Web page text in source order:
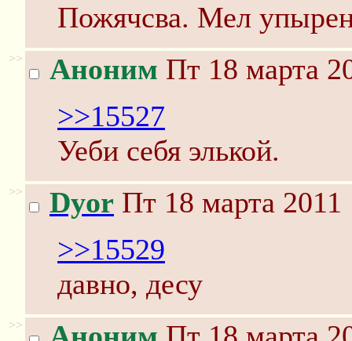
Пожячсва. Мел
>> Аноним Пт 18 марта
>>15527
Уеби себя элькой.
>> Dyor Пт 18 марта 2011
>>15529
давно, десу
>>